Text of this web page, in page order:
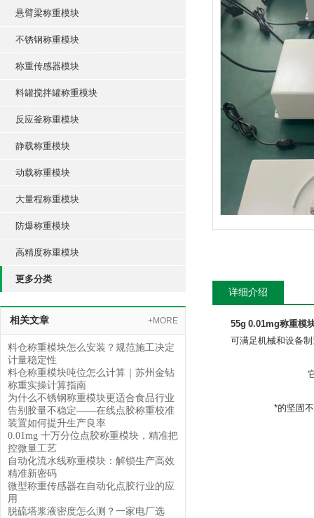
悬臂梁称重模块
不锈钢称重模块
称重传感器模块
料罐搅拌罐称重模块
反应釜称重模块
静载称重模块
动载称重模块
大量程称重模块
防爆称重模块
高精度称重模块
更多分类
相关文章 +MORE
料仓称重模块怎么安装？规范施工决定
计量稳定性
料仓称重模块吨位怎么计算｜苏州金钻
称重实操计算指南
为什么不锈钢称重模块更适合食品行业
告别胶量不稳定——在线点胶称重校准
装置如何提升生产良率
0.01mg 十万分位点胶称重模块，精准把
控微量工艺
自动化流水线称重模块：解锁生产高效
精准新密码
微型称重传感器在自动化点胶行业的应
用
脱硫塔浆液密度怎么测？一家电厂选
详细介绍
55g 0.01mg称重模
可满足机械和设备
*的坚固